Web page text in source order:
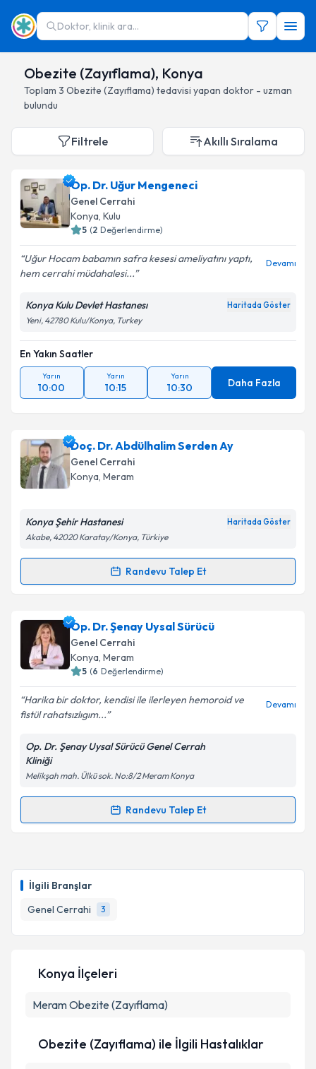
Doktor, klinik ara...
Obezite (Zayıflama), Konya
Toplam 3 Obezite (Zayıflama) tedavisi yapan doktor - uzman
bulundu
İlgili Branşlar
Genel Cerrahi
3
Filtrele Akıllı Sıralama
Op. Dr. Uğur Mengeneci
Genel Cerrahi
Konya, Kulu
5 (2 Değerlendirme)
Uğur Hocam babamın safra kesesi ameliyatını yaptı,
hem cerrahi müdahalesi...
Devamı
Konya Kulu Devlet Hastanesı Haritada Göster
Yeni, 42780 Kulu/Konya, Turkey
En Yakın Saatler
Yarın
10:00
Yarın
10:15
Yarın
10:30 Daha Fazla
Doç. Dr. Abdülhalim Serden Ay
Genel Cerrahi
Konya, Meram
Konya Şehir Hastanesi Haritada Göster
Akabe, 42020 Karatay/Konya, Türkiye
Randevu Talep Et
Randevu Takvimi Talebi
Doç. Dr. Abdülhalim Serden Ayiçin randevu takvimi
talebi oluşturun. Size bu uzmandan randevu almanız
için bir takvim hazırlandığında e-posta ile
bilgilendireceğiz.
E-posta Adresiniz
Metni'ni okudum ve kişisel verilerimin belirtilen
kapsamda işlenmesini kabul ediyorum.
Op. Dr. Şenay Uysal Sürücü
Genel Cerrahi
Konya, Meram
5 (6 Değerlendirme)
Harika bir doktor, kendisi ile ilerleyen hemoroid ve
fistül rahatsızlıgım...
Devamı
Op. Dr. Şenay Uysal Sürücü Genel Cerrah
Kliniği
Melikşah mah. Ülkü sok. No:8/2 Meram Konya
Randevu Talep Et
Randevu Takvimi Talebi
için bir takvim hazırlandığında e-posta ile
bilgilendireceğiz.
E-posta Adresiniz
Kişisel verilerimin işlenmesine ilişkin
Konya İlçeleri
MeramObezite (Zayıflama)
Obezite (Zayıflama) ile İlgili Hastalıklar